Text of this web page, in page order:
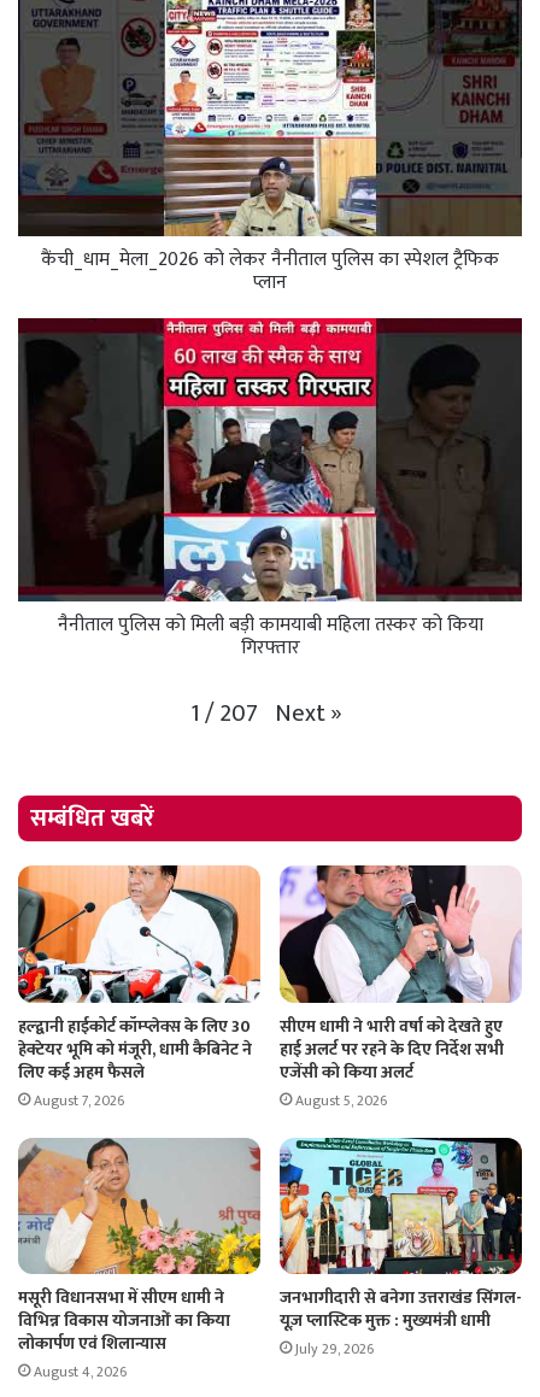
कैंची_धाम_मेला_2026 को लेकर नैनीताल पुलिस का स्पेशल ट्रैफिक
प्लान
नैनीताल पुलिस को मिली बड़ी कामयाबी महिला तस्कर को किया
गिरफ्तार
1/207 Next»
सम्बंधित खबरें
हल्द्वानी हाईकोर्ट कॉम्प्लेक्स के लिए 30
हेक्टेयर भूमि को मंजूरी, धामी कैबिनेट ने
लिए कई अहम फैसले
August 7, 2026
सीएम धामी ने भारी वर्षा को देखते हुए
हाई अलर्ट पर रहने के दिए निर्देश सभी
एजेंसी को किया अलर्ट
August 5, 2026
मसूरी विधानसभा में सीएम धामी ने
विभिन्न विकास योजनाओं का किया
लोकार्पण एवं शिलान्यास
August 4, 2026
जनभागीदारी से बनेगा उत्तराखंड सिंगल-
यूज़ प्लास्टिक मुक्त : मुख्यमंत्री धामी
July 29, 2026